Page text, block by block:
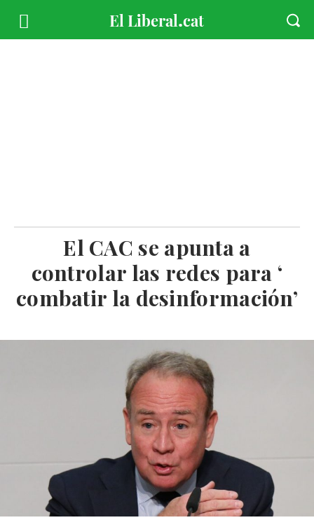
El CAC se apunta a
controlar las redes para ‘
combatir la desinformación’